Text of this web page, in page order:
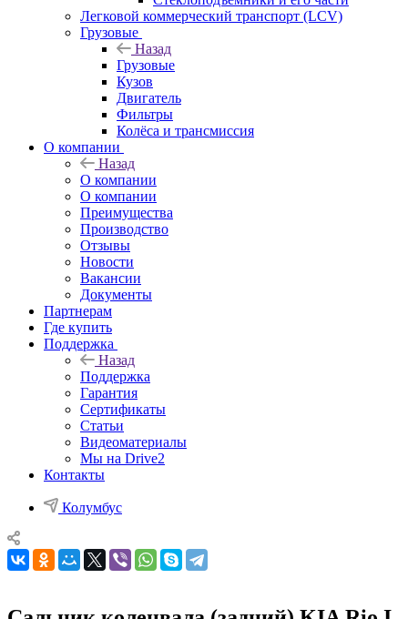
Легковой коммерческий транспорт (LCV)
Грузовые
Назад
Грузовые
Кузов
Двигатель
Фильтры
Колёса и трансмиссия
О компании
Назад
О компании
О компании
Преимущества
Производство
Отзывы
Новости
Вакансии
Документы
Партнерам
Где купить
Поддержка
Назад
Поддержка
Гарантия
Сертификаты
Статьи
Видеоматериалы
Мы на Drive2
Контакты
Колумбус